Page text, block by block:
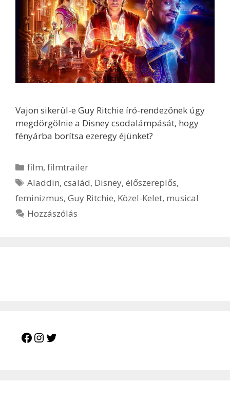
Vajon sikerül-e Guy Ritchie író-rendezőnek úgy
megdörgölnie a Disney csodalámpását, hogy
fényárba borítsa ezeregy éjünket?
Kategória
film,filmtrailer
Címkék
Aladdin,család, Disney,élőszereplős,
feminizmus, Guy Ritchie, Közel-Kelet, musical
Hozzászólás
Facebook
Instagram